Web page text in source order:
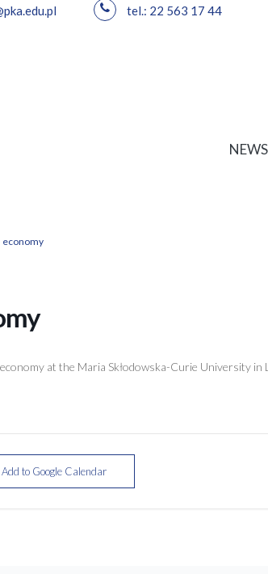
tel.: 22 563 17 44
NEWS
economy
at the Maria Skłodowska-Curie University in
to Google Calendar